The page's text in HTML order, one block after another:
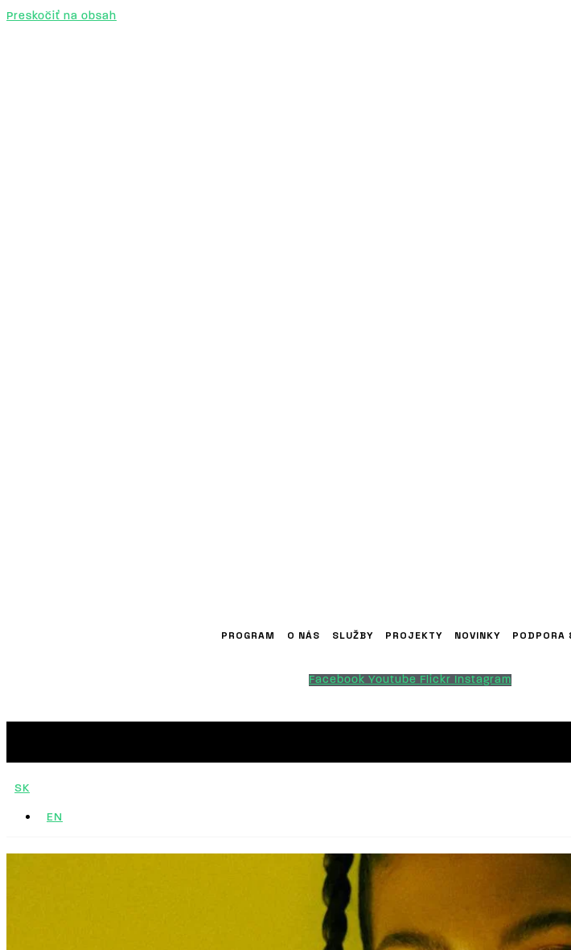
Preskočiť na obsah
PROGRAM O NÁS SLUŽBY PROJEKTY NOVINKY PODPORA
Facebook Youtube Flickr Instagram
SK
EN